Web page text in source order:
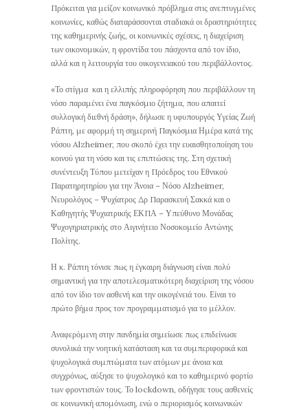
Πρόκειται για μείζον κοινωνικό πρόβλημα στις ανεπτυγμένες
κοινωνίες, καθώς διαταράσσονται σταδιακά οι δραστηριότητες
της καθημερινής ζωής, οι κοινωνικές σχέσεις, η διαχείριση
των οικονομικών, η φροντίδα του πάσχοντα από τον ίδιο,
αλλά και η λειτουργία του οικογενειακού του περιβάλλοντος.
«Το στίγμα και η ελλιπής πληροφόρηση που περιβάλλουν τη
νόσο παραμένει ένα παγκόσμιο ζήτημα, που απαιτεί
συλλογική διεθνή δράση», δήλωσε η υφυπουργός Υγείας Ζωή
Ράπτη, με αφορμή τη σημερινή Παγκόσμια Ημέρα κατά της
νόσου Alzheimer, που σκοπό έχει την ευαισθητοποίηση του
κοινού για τη νόσο και τις επιπτώσεις της. Στη σχετική
συνέντευξη Τύπου μετείχαν η Πρόεδρος του Εθνικού
Παρατηρητηρίου για την Άνοια – Νόσο Alzheimer,
Νευρολόγος – Ψυχίατρος Δρ Παρασκευή Σακκά και ο
Καθηγητής Ψυχιατρικής ΕΚΠΑ – Υπεύθυνο Μονάδας
Ψυχογηριατρικής στο Αιγινήτειο Νοσοκομείο Αντώνης
Πολίτης.
Η κ. Ράπτη τόνισε πως η έγκαιρη διάγνωση είναι πολύ
σημαντική για την αποτελεσματικότερη διαχείριση της νόσου
από τον ίδιο τον ασθενή και την οικογένειά του. Είναι το
πρώτο βήμα προς τον προγραμματισμό για το μέλλον.
Αναφερόμενη στην πανδημία σημείωσε πως επιδείνωσε
συνολικά την νοητική κατάσταση και τα συμπεριφορικά και
ψυχολογικά συμπτώματα των ατόμων με άνοια και
συγχρόνως, αύξησε το ψυχολογικό και το καθημερινό φορτίο
των φροντιστών τους. Το lockdown, οδήγησε τους ασθενείς
σε κοινωνική απομόνωση, ενώ ο περιορισμός κοινωνικών